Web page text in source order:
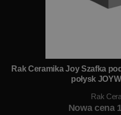
Rak Ceramika Joy Szafka
połysk
Rak
Nowa cena